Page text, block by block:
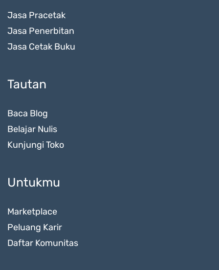
Jasa Pracetak
Jasa Penerbitan
Jasa Cetak Buku
Tautan
Baca Blog
Belajar Nulis
Kunjungi Toko
Untukmu
Marketplace
Peluang Karir
Daftar Komunitas